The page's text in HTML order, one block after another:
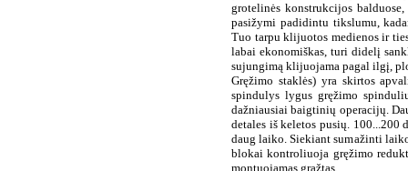
grotelinės konstrukcijos balduose,
pasižymi padidintu tikslumu,
Tuo tarpu klijuotos medienos ir
labai ekonomiškas, turi didelį
sujungimą klijuojama pagal ilgį,
Gręžimo staklės) yra skirtos
spindulys lygus gręžimo
dažniausiai baigtinių operacijų.
detales iš keletos pusių. 100...200
daug laiko. Siekiant sumažinti
blokai kontroliuoja gręžimo
montuojamas grąžtas.